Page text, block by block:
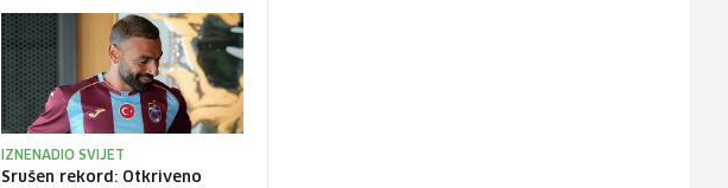
IZNENADIO SVIJET
Srušen rekord: Otkriveno